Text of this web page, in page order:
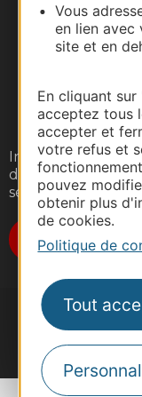
Vous
en lien avec
site et en
En cliquant
acceptez tous
accepter et
votre refus et
pouvez
obtenir plus
de cookies.
Politique de
Tout
Inscrivez-vous
d'information
séjours, de visites
Je m'abonne